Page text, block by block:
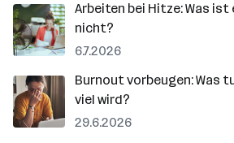
Arbeiten bei Hitze: Was ist
nicht?
6.7.2026
Burnout vorbeugen: Was
viel wird?
29.6.2026